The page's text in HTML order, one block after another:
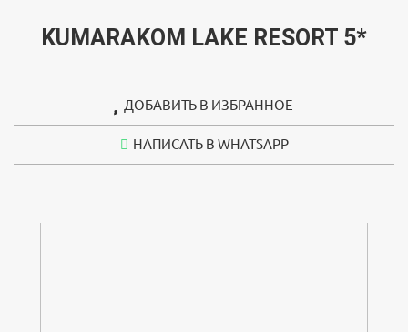
KUMARAKOM LAKE RESORT 5*
ДОБАВИТЬ В ИЗБРАННОЕ
НАПИСАТЬ В WHATSAPP